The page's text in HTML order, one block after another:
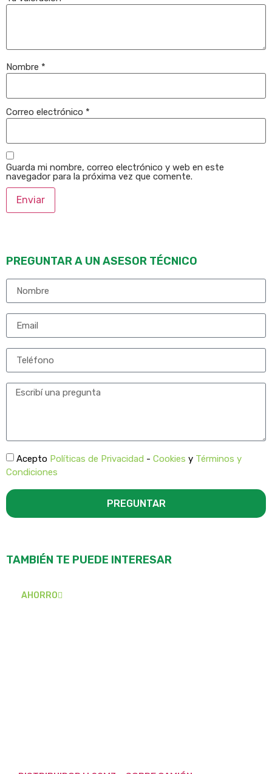
Nombre *
Correo electrónico *
Guarda mi nombre, correo electrónico y web en este
navegador para la próxima vez que comente.
PREGUNTAR A UN ASESOR TÉCNICO
Acepto Políticas de Privacidad - Cookies y Términos y
Condiciones
PREGUNTAR
TAMBIÉN TE PUEDE INTERESAR
AHORRO